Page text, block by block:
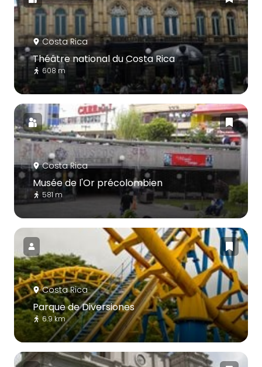
Costa Rica
Théâtre national du Costa Rica
608 m
Costa Rica
Musée de l'Or précolombien
581 m
Costa Rica
Parque de Diversiones
6.9 km